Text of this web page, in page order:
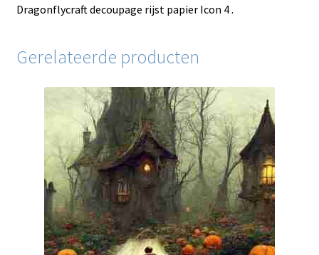
Dragonflycraft decoupage rijst papier Icon 4 .
Gerelateerde producten